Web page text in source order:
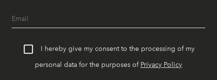
I hereby give my consent to the processing of my
personal data for the purposes of Privacy Policy